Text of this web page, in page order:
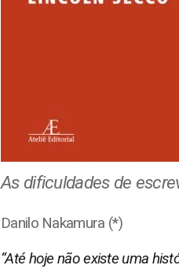
As dificuldades de
Danilo Nakamura (*)
“Até hoje não existe uma